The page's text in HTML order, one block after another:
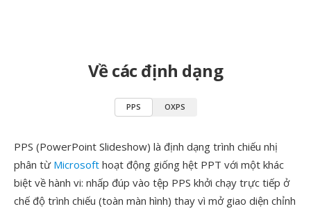
Về các định dạng
PPS OXPS
PPS (PowerPoint Slideshow) là định dạng trình chiếu nhị
phân từ Microsoft hoạt động giống hệt PPT với một khác
biệt về hành vi: nhấp đúp vào tệp PPS khởi chạy trực tiếp ở
chế độ trình chiếu (toàn màn hình) thay vì mở giao diện chỉnh